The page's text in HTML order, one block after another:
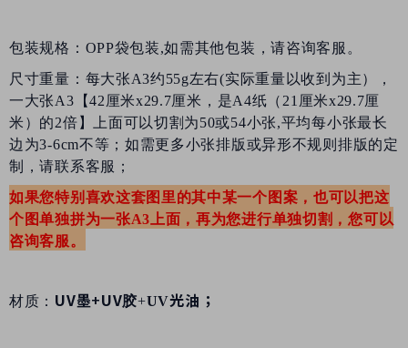
包装规格： OPP袋包装,如需其他包装，请咨询客服。
尺寸重量：每大张A3约55g左右(实际重量以收到为主），
一大张A3【42厘米x29.7厘米，是A4纸（21厘米x29.7厘
米）的2倍】上面可以切割为50或54小张,平均每小张最长
边为3-6cm不等；如需更多小张排版或异形不规则排版的定
制，请联系客服；
如果您特别喜欢这套图里的其中某一个图案，也可以把这
个图单独拼为一张A3上面，再为您进行单独切割，您可以
咨询客服。
材质： UV墨+UV胶+UV光油；